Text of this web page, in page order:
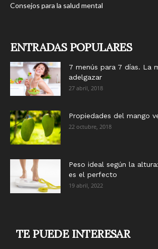
Consejos para la salud mental
ENTRADAS POPULARES
7 menús para 7 días. La
adelgazar
27 abril, 2018
Propiedades del mango
22 octubre, 2018
Peso ideal según la
es el perfecto
19 abril, 2022
TE PUEDE INTERESAR